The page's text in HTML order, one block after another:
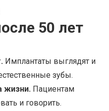
50 лет
Имплантаты выглядят и
зубы.
жизни. Пациентам
и говорить.